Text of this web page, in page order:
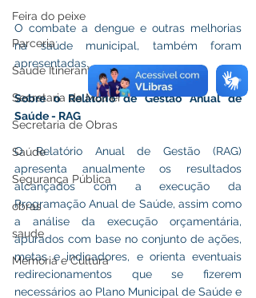
Feira do peixe
Parceria
Saúde Itinerante
Secretaria da Mulher
Secretaria de Obras
Saúde
Segurança Pública
obras
saude
Memória e Cultura
O combate a dengue e outras melhorias
na saúde municipal, também foram
apresentadas.
Sobre o Relatório de Gestão Anual de
Saúde - RAG
O Relatório Anual de Gestão (RAG)
apresenta anualmente os resultados
alcançados com a execução da
Programação Anual de Saúde, assim como
a análise da execução orçamentária,
apurados com base no conjunto de ações,
metas e indicadores, e orienta eventuais
redirecionamentos que se fizerem
necessários ao Plano Municipal de Saúde e